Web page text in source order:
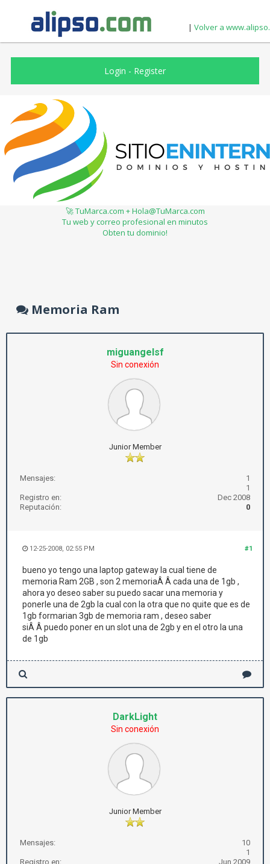
| Volver a
Login - Register
🚀 TuMarca.com + Hola@TuMarca.com
Tu web y correo profesional en minutos
Obten tu dominio!
Memoria Ram
miguangelsf
Sin conexión
Junior Member
Mensajes:
1
1
Registro en:
Dec 2008
Reputación:
0
#1
12-25-2008, 02:55 PM
bueno yo tengo una laptop gateway la cual tiene de
memoria Ram 2GB , son 2 memoriaÂ Â cada una de 1gb ,
ahora yo deseo saber su puedo sacar una memoria y
ponerle una de 2gb la cual con la otra que no quite que es de
1gb formarian 3gb de memoria ram , deseo saber
siÂ Â puedo poner en un slot una de 2gb y en el otro la una
de 1gb
DarkLight
Sin conexión
Junior Member
Mensajes:
10
1
Registro en:
Jun 2009